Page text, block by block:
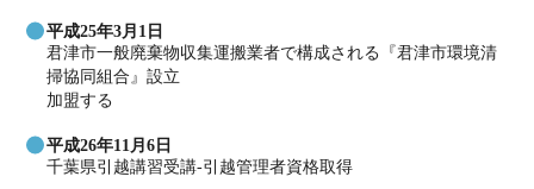
平成25年3月1日
君津市一般廃棄物収集運搬業者で構成される『君津市環境清
掃協同組合』設立
加盟する
平成26年11月6日
千葉県引越講習受講-引越管理者資格取得